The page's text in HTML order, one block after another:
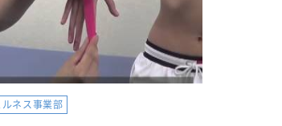
ルネス事業部